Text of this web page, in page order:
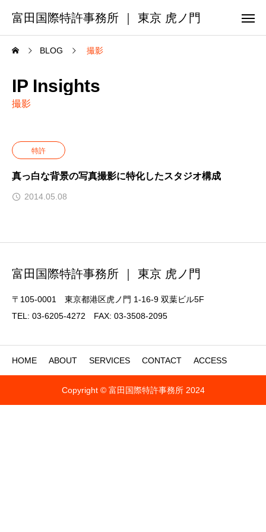
富田国際特許事務所 ｜ 東京 虎ノ門
BLOG 撮影
IP Insights
撮影
特許
真っ白な背景の写真撮影に特化したスタジオ構成
2014.05.08
富田国際特許事務所 ｜ 東京 虎ノ門
〒105-0001 東京都港区虎ノ門 1-16-9 双葉ビル5F
TEL: 03-6205-4272 FAX: 03-3508-2095
HOME ABOUT SERVICES CONTACT ACCESS
Copyright © 富田国際特許事務所 2024